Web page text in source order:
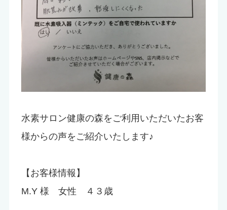
水素サロン健康の森をご利用いただいたお客
様からの声をご紹介いたします♪
【お客様情報】
M.Y 様 女性 ４３歳